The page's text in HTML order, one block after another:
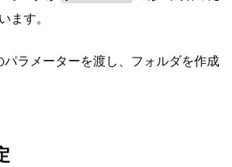
ます。
パラメーターを渡し、フォルダを作成